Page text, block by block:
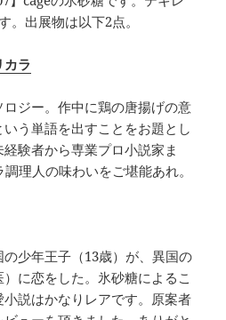
。出展物は以下2点。
ラ
ジー。作中に鶏の唐揚げの意
う単語を出すことをお題とし
験者から専業プロ小説家ま
理人の味わいをご堪能あれ。
少年王子（13歳）が、異国の
に恋をした。氷砂糖によるこ
説はかなりレアです。原案者